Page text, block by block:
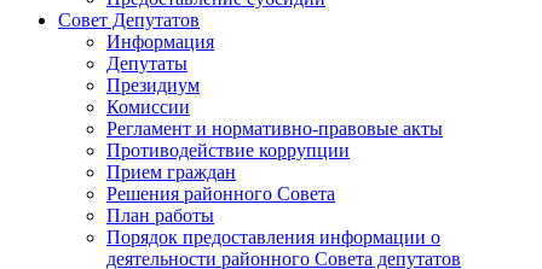
Совет Депутатов
Информация
Депутаты
Президиум
Комиссии
Регламент и нормативно-правовые акты
Противодействие коррупции
Прием граждан
Решения районного Совета
План работы
Порядок предоставления информации о
деятельности районного Совета депутатов